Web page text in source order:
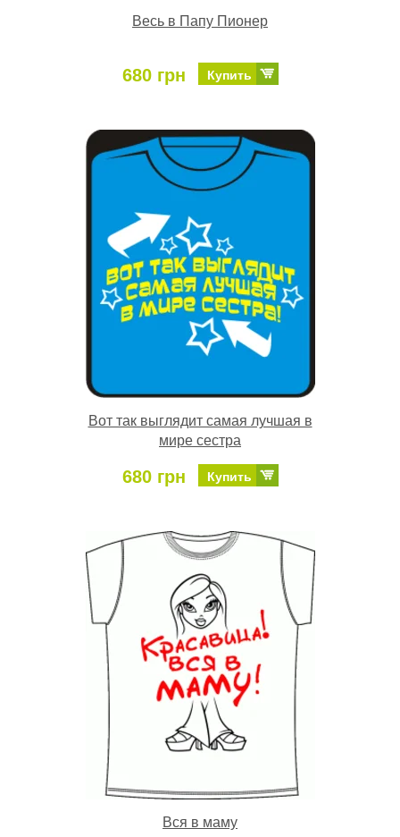
Весь в Папу Пионер
680 грн Купить
Вот так выглядит самая лучшая в
мире сестра
680 грн Купить
Вся в маму